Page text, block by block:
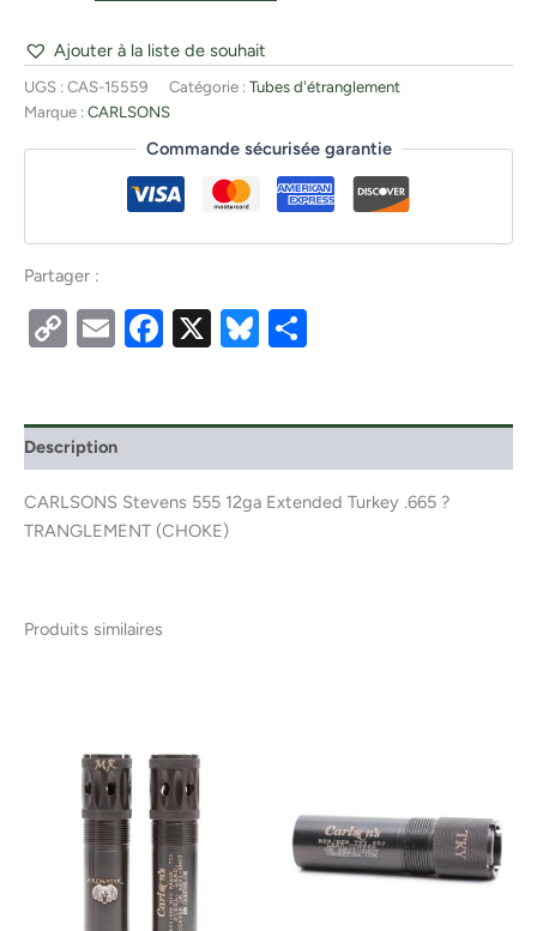
Ajouter à la liste de souhait
UGS : CAS-15559 Catégorie : Tubes d'étranglement
Marque : CARLSONS
Commande sécurisée garantie
Partager :
CopyEmailFacebook
X Bluesky
Description
CARLSONS Stevens 555 12ga Extended Turkey .665 ?
TRANGLEMENT (CHOKE)
Produits similaires